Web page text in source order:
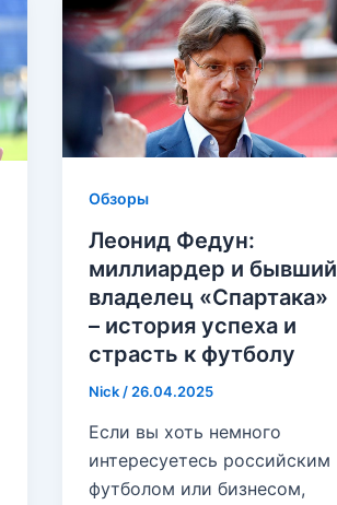
Обзоры
Леонид Федун:
миллиардер и бывший
владелец «Спартака»
– история успеха и
страсть к футболу
Nick / 26.04.2025
Если вы хоть немного
интересуетесь российским
футболом или бизнесом,